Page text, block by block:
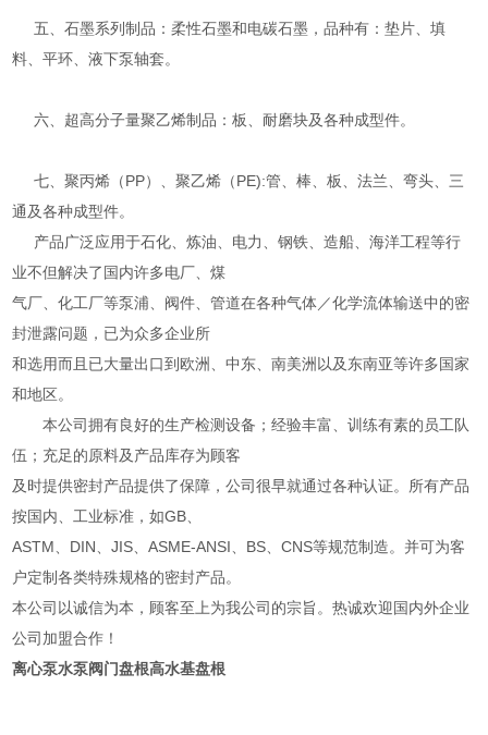
五、石墨系列制品：柔性石墨和电碳石墨，品种有：垫片、填
料、平环、液下泵轴套。
六、超高分子量聚乙烯制品：板、耐磨块及各种成型件。
七、聚丙烯（PP）、聚乙烯（PE):管、棒、板、法兰、弯头、三
通及各种成型件。
产品广泛应用于石化、炼油、电力、钢铁、造船、海洋工程等行
业不但解决了国内许多电厂、煤
气厂、化工厂等泵浦、阀件、管道在各种气体／化学流体输送中的密
封泄露问题，已为众多企业所
和选用而且已大量出口到欧洲、中东、南美洲以及东南亚等许多国家
和地区。
本公司拥有良好的生产检测设备；经验丰富、训练有素的员工队
伍；充足的原料及产品库存为顾客
及时提供密封产品提供了保障，公司很早就通过各种认证。所有产品
按国内、工业标准，如GB、
ASTM、DIN、JIS、ASME-ANSI、BS、CNS等规范制造。并可为客
户定制各类特殊规格的密封产品。
本公司以诚信为本，顾客至上为我公司的宗旨。热诚欢迎国内外企业
公司加盟合作！
离心泵水泵阀门盘根高水基盘根